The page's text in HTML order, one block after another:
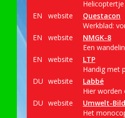
EN
website
Questacon
Werkblad:
EN
website
NMGK-8
Een
EN
website
LTP
Handig met
DU website
Labbé
Hier worden
DU website
Umwelt-
Het